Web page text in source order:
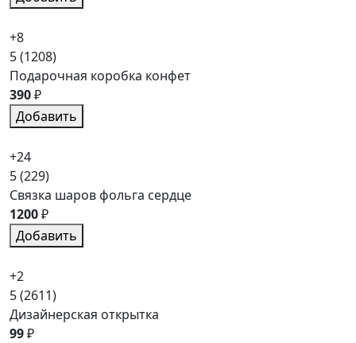
+8
5(1208)
Подарочная коробка конфет
390₽
Добавить
+24
5(229)
Связка шаров фольга сердце
1200₽
Добавить
+2
5(2611)
Дизайнерская открытка
99₽